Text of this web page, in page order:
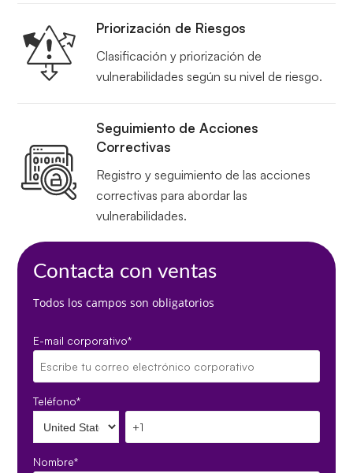
Priorización de Riesgos
Clasificación y priorización de
vulnerabilidades según su nivel de riesgo.
Seguimiento de Acciones
Correctivas
Registro y seguimiento de las acciones
correctivas para abordar las
vulnerabilidades.
Contacta con ventas
Todos los campos son obligatorios
E-mail corporativo*
Teléfono*
Nombre*